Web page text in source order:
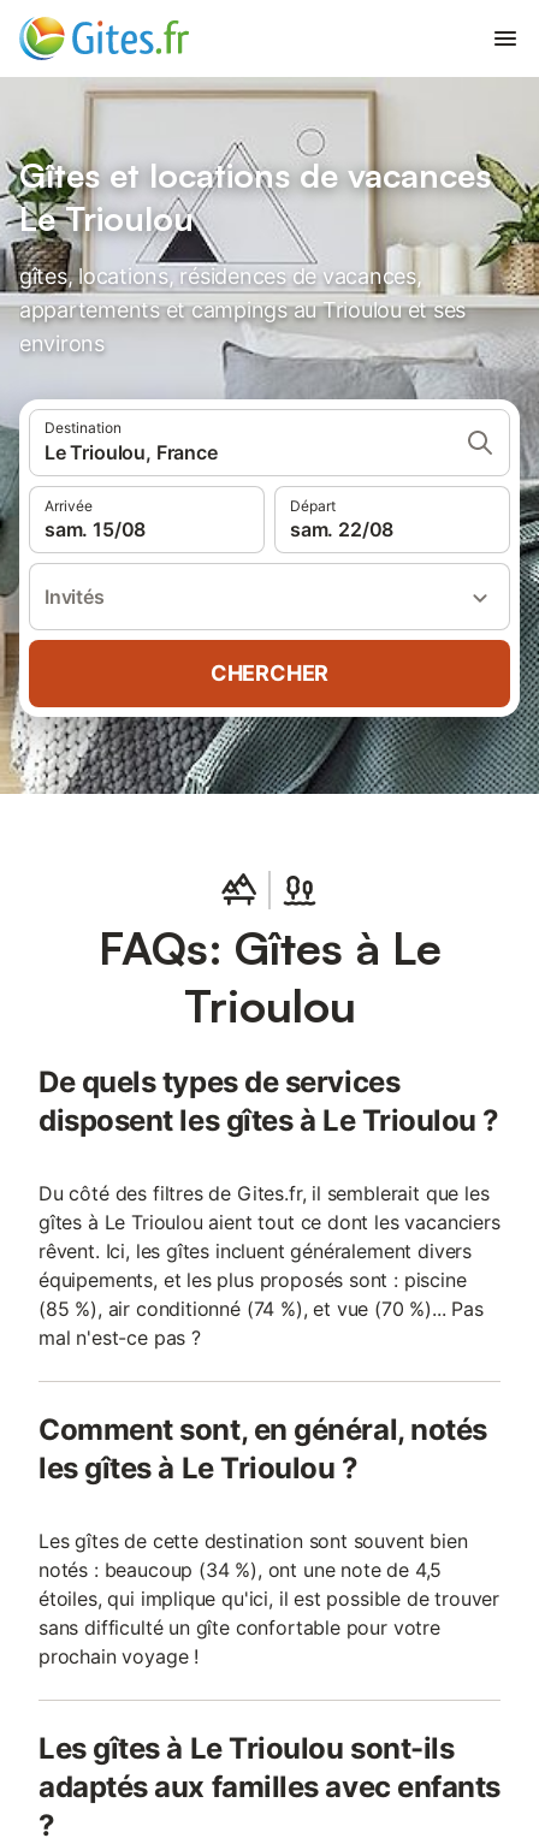
Gîtes et locations de vacances
Le Trioulou
gîtes, locations, résidences de vacances,
appartements et campings au Trioulou et ses
environs
Destination
Le Trioulou, France
Arrivée
sam. 15/08
Départ
sam. 22/08
Invités
CHERCHER
FAQs: Gîtes à Le
Trioulou
De quels types de services
disposent les gîtes à Le Trioulou ?
Du côté des filtres de Gites.fr, il semblerait que les
gîtes à Le Trioulou aient tout ce dont les vacanciers
rêvent. Ici, les gîtes incluent généralement divers
équipements, et les plus proposés sont : piscine
(85 %), air conditionné (74 %), et vue (70 %)... Pas
mal n'est-ce pas ?
Comment sont, en général, notés
les gîtes à Le Trioulou ?
Les gîtes de cette destination sont souvent bien
notés : beaucoup (34 %), ont une note de 4,5
étoiles, qui implique qu'ici, il est possible de trouver
sans difficulté un gîte confortable pour votre
prochain voyage !
Les gîtes à Le Trioulou sont-ils
adaptés aux familles avec enfants
?